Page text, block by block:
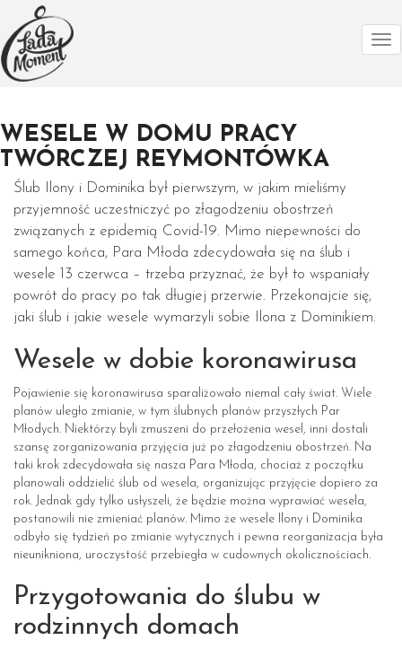
WESELE W DOMU PRACY
TWÓRCZEJ REYMONTÓWKA
Ślub Ilony i Dominika był pierwszym, w jakim mieliśmy
przyjemność uczestniczyć po złagodzeniu obostrzeń
związanych z epidemią Covid-19. Mimo niepewności do
samego końca, Para Młoda zdecydowała się na ślub i
wesele 13 czerwca – trzeba przyznać, że był to wspaniały
powrót do pracy po tak długiej przerwie. Przekonajcie się,
jaki ślub i jakie wesele wymarzyli sobie Ilona z Dominikiem.
Wesele w dobie koronawirusa
Pojawienie się koronawirusa sparaliżowało niemal cały świat. Wiele
planów uległo zmianie, w tym ślubnych planów przyszłych Par
Młodych. Niektórzy byli zmuszeni do przełożenia wesel, inni dostali
szansę zorganizowania przyjęcia już po złagodzeniu obostrzeń. Na
taki krok zdecydowała się nasza Para Młoda, chociaż z początku
planowali oddzielić ślub od wesela, organizując przyjęcie dopiero za
rok. Jednak gdy tylko usłyszeli, że będzie można wyprawiać wesela,
postanowili nie zmieniać planów. Mimo że wesele Ilony i Dominika
odbyło się tydzień po zmianie wytycznych i pewna reorganizacja była
nieunikniona, uroczystość przebiegła w cudownych okolicznościach.
Przygotowania do ślubu w
rodzinnych domach